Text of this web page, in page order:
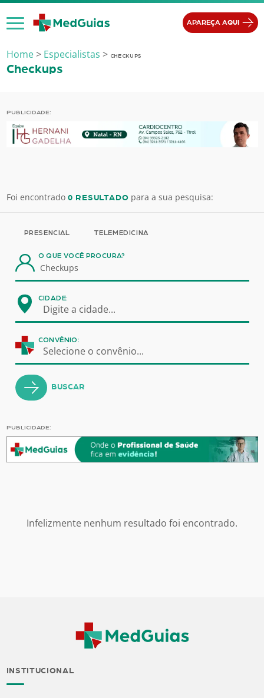
Ir para o conteúdo
APAREÇA AQUI
Home> Especialistas > CHECKUPS
Checkups
PUBLICIDADE:
Foi encontrado 0 RESULTADO para a sua pesquisa:
PRESENCIAL TELEMEDICINA
O QUE VOCÊ PROCURA?
CIDADE:
Digite a cidade...
CONVÊNIO:
Selecione o convênio...
BUSCAR
PUBLICIDADE:
Infelizmente nenhum resultado foi encontrado.
INSTITUCIONAL